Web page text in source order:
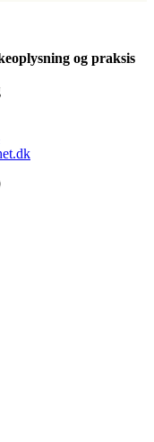
og praksis